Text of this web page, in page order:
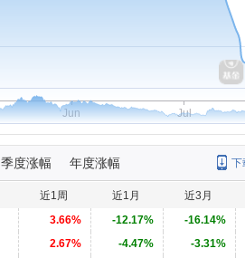
Jun Jul
季度涨幅 年度涨幅 下
近1周 近1月 近3月
3.66% -12.17% -16.14%
2.67% -4.47% -3.31%